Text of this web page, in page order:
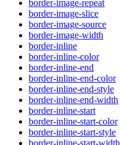
border-image-repeat
border-image-slice
border-image-source
border-image-width
border-inline
border-inline-color
border-inline-end
border-inline-end-color
border-inline-end-style
border-inline-end-width
border-inline-start
border-inline-start-color
border-inline-start-style
border-inline-start-width